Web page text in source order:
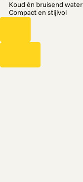
Koud én bruisend water
Compact en stijlvol